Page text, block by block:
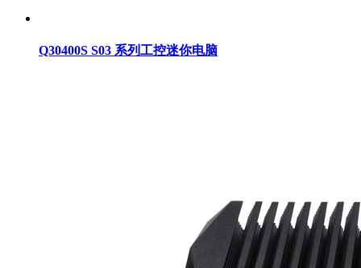
Q30400S S03 系列工控迷你电脑